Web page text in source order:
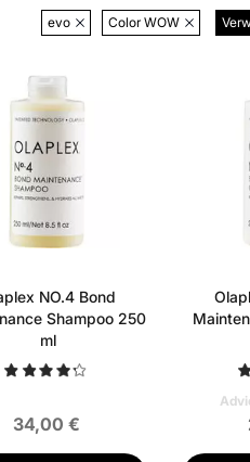
evo Color WOW
NO.4 Bond
Shampoo 250
ml
34,00 €